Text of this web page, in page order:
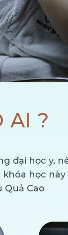
AI ?
đại học y,
học này
Quả Cao